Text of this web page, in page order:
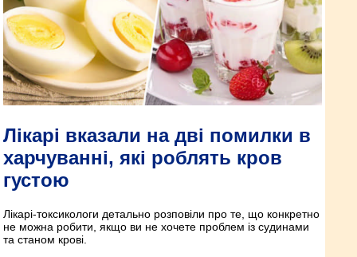
Лікарі вказали на дві помилки в
харчуванні, які роблять кров
густою
Лікарі-токсикологи детально розповіли про те, що конкретно
не можна робити, якщо ви не хочете проблем із судинами
та станом крові.